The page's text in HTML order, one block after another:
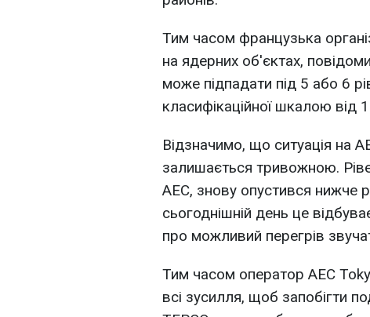
Тим часом французька
на ядерних об'єктах,
може підпадати під 5 або 6
класифікаційної шкалою від
Відзначимо, що ситуація на
залишається тривожною.
АЕС, знову опустився нижче
сьогоднішній день це
про можливий перегрів
Тим часом оператор АЕС
всі зусилля, щоб запобігти